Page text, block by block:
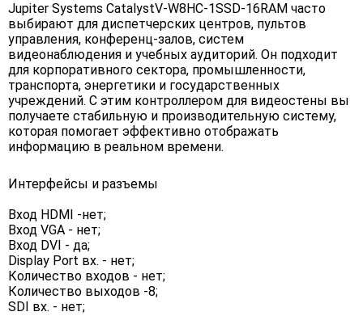
Jupiter Systems CatalystV-W8HC-1SSD-16RAM часто
выбирают для диспетчерских центров, пультов
управления, конференц-залов, систем
видеонаблюдения и учебных аудиторий. Он подходит
для корпоративного сектора, промышленности,
транспорта, энергетики и государственных
учреждений. С этим контроллером для видеостены вы
получаете стабильную и производительную систему,
которая помогает эффективно отображать
информацию в реальном времени.
Интерфейсы и разъемы
Вход HDMI -нет;
Вход VGA - нет;
Вход DVI - да;
Display Port вх. - нет;
Количество входов - нет;
Количество выходов -8;
SDI вх. - нет;